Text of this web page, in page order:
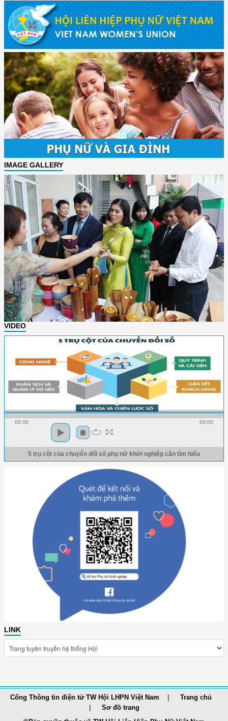
IMAGE GALLERY
VIDEO
00:00 00:00
5 trụ cột của chuyển đổi số phụ nữ khởi nghiệp cần tìm hiểu
LINK
Cổng Thông tin điện tử TW Hội LHPN Việt Nam
Trang chủ
Sơ đồ trang